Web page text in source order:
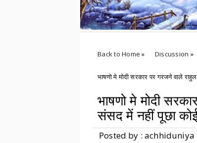
Welcomes You.....
Back to Home » Discussion »
भाषणो मे मोदी सरकार पर गरजने वाले
भाषणो मे मोदी
संसद में नहीं पूछा
Posted by : achhiduniya